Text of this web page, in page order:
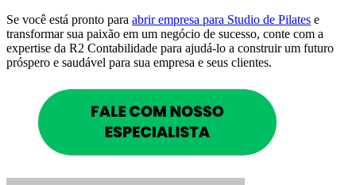
Se você está pronto para abrir empresa para Studio de Pilates e
transformar sua paixão em um negócio de sucesso, conte com a
expertise da R2 Contabilidade para ajudá-lo a construir um futuro
próspero e saudável para sua empresa e seus clientes.